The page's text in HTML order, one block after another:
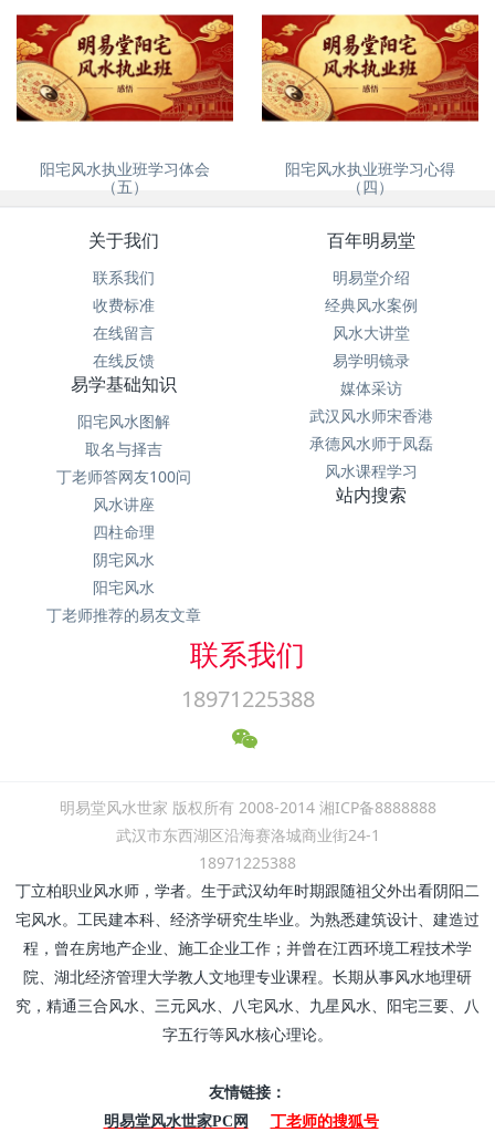
没苦硬吃？ 自建房、别墅风水怎么看
阳宅风水执业班学习体会
（五）
阳宅风水执业班学习心得
（四）
关于我们
联系我们
收费标准
在线留言
在线反馈
百年明易堂
明易堂介绍
经典风水案例
风水大讲堂
易学明镜录
媒体采访
武汉风水师宋香港
承德风水师于凤磊
风水课程学习
易学基础知识
阳宅风水图解
取名与择吉
丁老师答网友100问
风水讲座
四柱命理
阴宅风水
阳宅风水
丁老师推荐的易友文章
站内搜索
联系我们
18971225388
明易堂风水世家 版权所有 2008-2014 湘ICP备8888888
武汉市东西湖区沿海赛洛城商业街24-1
18971225388
丁立柏职业风水师，学者。生于武汉幼年时期跟随祖父外出看阴阳二
宅风水。工民建本科、经济学研究生毕业。为熟悉建筑设计、建造过
程，曾在房地产企业、施工企业工作；并曾在江西环境工程技术学
院、湖北经济管理大学教人文地理专业课程。长期从事风水地理研
究，精通三合风水、三元风水、八宅风水、九星风水、阳宅三要、八
字五行等风水核心理论。
友情链接：
明易堂风水世家PC网
丁老师的搜狐号